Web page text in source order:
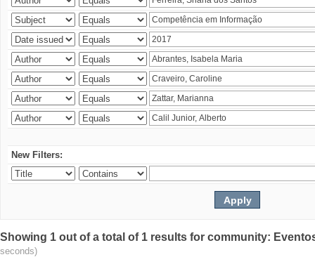
New Filters:
Showing 1 out of a total of 1 results for community:
seconds)